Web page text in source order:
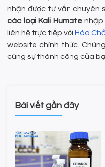
nhận được tư vấn chuyên
các loại Kali Humatenhập
liên hệ trực tiếp với Hóa
website chính thức.
cùng sự thành công của
Bài viết gần đây